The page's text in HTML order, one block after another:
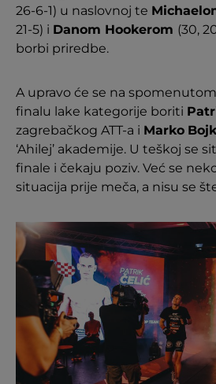
26-6-1) u naslovnoj te
21-5) i Danom Hookerom (30,
borbi priredbe.
A upravo će se na spomenutom
finalu lake kategorije boriti
zagrebačkog ATT-a i Marko
‘Ahilej’ akademije. U teškoj se
finale i čekaju poziv. Već se
situacija prije meča, a nisu se